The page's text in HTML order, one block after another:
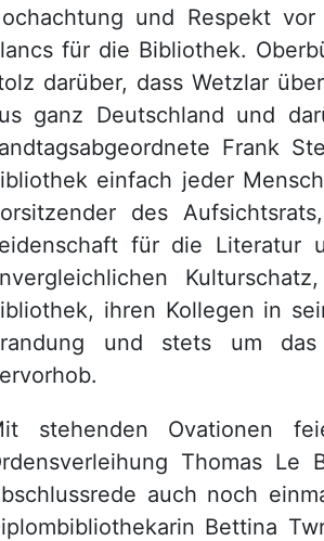
und Respekt
für die Bibliothek.
darüber, dass Wetzlar
ganz Deutschland und
Frank
einfach jeder
des
für die Literatur
ihren Kollegen in
und stets um
stehenden Ovationen
Thomas
auch noch
Bettina